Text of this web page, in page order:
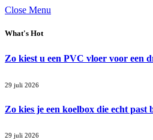
Close Menu
What's Hot
Zo kiest u een PVC vloer voor een
29 juli 2026
Zo kies je een koelbox die echt past
29 juli 2026